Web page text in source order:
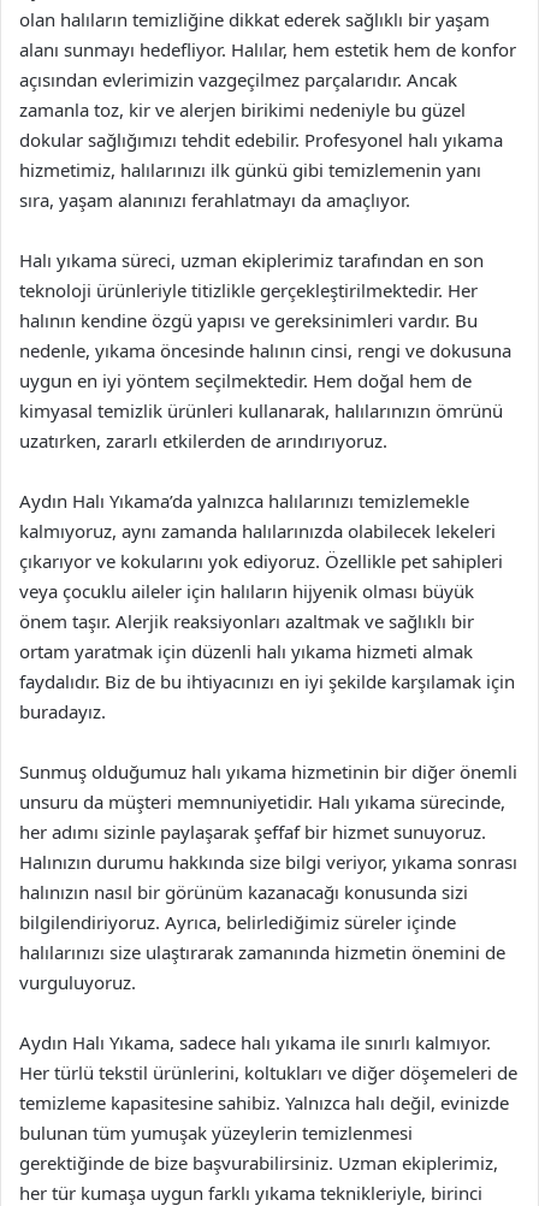
olan halıların temizliğine dikkat ederek sağlıklı bir yaşam
alanı sunmayı hedefliyor. Halılar, hem estetik hem de konfor
açısından evlerimizin vazgeçilmez parçalarıdır. Ancak
zamanla toz, kir ve alerjen birikimi nedeniyle bu güzel
dokular sağlığımızı tehdit edebilir. Profesyonel halı yıkama
hizmetimiz, halılarınızı ilk günkü gibi temizlemenin yanı
sıra, yaşam alanınızı ferahlatmayı da amaçlıyor.
Halı yıkama süreci, uzman ekiplerimiz tarafından en son
teknoloji ürünleriyle titizlikle gerçekleştirilmektedir. Her
halının kendine özgü yapısı ve gereksinimleri vardır. Bu
nedenle, yıkama öncesinde halının cinsi, rengi ve dokusuna
uygun en iyi yöntem seçilmektedir. Hem doğal hem de
kimyasal temizlik ürünleri kullanarak, halılarınızın ömrünü
uzatırken, zararlı etkilerden de arındırıyoruz.
Aydın Halı Yıkama’da yalnızca halılarınızı temizlemekle
kalmıyoruz, aynı zamanda halılarınızda olabilecek lekeleri
çıkarıyor ve kokularını yok ediyoruz. Özellikle pet sahipleri
veya çocuklu aileler için halıların hijyenik olması büyük
önem taşır. Alerjik reaksiyonları azaltmak ve sağlıklı bir
ortam yaratmak için düzenli halı yıkama hizmeti almak
faydalıdır. Biz de bu ihtiyacınızı en iyi şekilde karşılamak için
buradayız.
Sunmuş olduğumuz halı yıkama hizmetinin bir diğer önemli
unsuru da müşteri memnuniyetidir. Halı yıkama sürecinde,
her adımı sizinle paylaşarak şeffaf bir hizmet sunuyoruz.
Halınızın durumu hakkında size bilgi veriyor, yıkama sonrası
halınızın nasıl bir görünüm kazanacağı konusunda sizi
bilgilendiriyoruz. Ayrıca, belirlediğimiz süreler içinde
halılarınızı size ulaştırarak zamanında hizmetin önemini de
vurguluyoruz.
Aydın Halı Yıkama, sadece halı yıkama ile sınırlı kalmıyor.
Her türlü tekstil ürünlerini, koltukları ve diğer döşemeleri de
temizleme kapasitesine sahibiz. Yalnızca halı değil, evinizde
bulunan tüm yumuşak yüzeylerin temizlenmesi
gerektiğinde de bize başvurabilirsiniz. Uzman ekiplerimiz,
her tür kumaşa uygun farklı yıkama teknikleriyle, birinci